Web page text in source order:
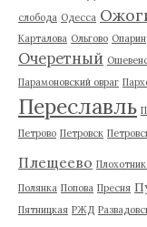
слобода Одесса
Карталова Ольгово Опарин
Очеретный
Парамоновский овраг
Переславль
Петрово Петровск
Плещеево
Полянка Попова Пресня
Пятницкая РЖД